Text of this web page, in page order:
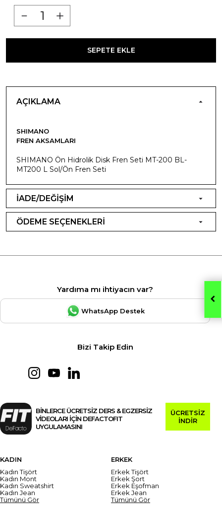
SEPETE EKLE
AÇIKLAMA
SHIMANO
FREN AKSAMLARI
SHIMANO Ön Hidrolik Disk Fren Seti MT-200 BL-
MT200 L Sol/Ön Fren Seti
İADE/DEĞİŞİM
ÖDEME SEÇENEKLERİ
Yardıma mı ihtiyacın var?
WhatsApp Destek
Bizi Takip Edin
BİNLERCE ÜCRETSİZ DERS & EGZERSİZ
VİDEOLARI İÇİN DEFACTOFIT
UYGULAMASINI
ÜCRETSİZ
İNDİR
KADIN
Kadın Tişört
Kadın Mont
Kadın Sweatshirt
Kadın Jean
Tümünü Gör
ERKEK
Erkek Tişört
Erkek Şort
Erkek Eşofman
Erkek Jean
Tümünü Gör